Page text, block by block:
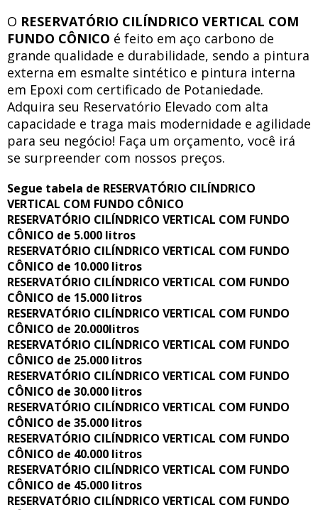
O RESERVATÓRIO CILÍNDRICO VERTICAL COM
FUNDO CÔNICO é feito em aço carbono de
grande qualidade e durabilidade, sendo a pintura
externa em esmalte sintético e pintura interna
em Epoxi com certificado de Potaniedade.
Adquira seu Reservatório Elevado com alta
capacidade e traga mais modernidade e agilidade
para seu negócio! Faça um orçamento, você irá
se surpreender com nossos preços.
Segue tabela de RESERVATÓRIO CILÍNDRICO
VERTICAL COM FUNDO CÔNICO
RESERVATÓRIO CILÍNDRICO VERTICAL COM FUNDO
CÔNICO de 5.000 litros
RESERVATÓRIO CILÍNDRICO VERTICAL COM FUNDO
CÔNICO de 10.000 litros
RESERVATÓRIO CILÍNDRICO VERTICAL COM FUNDO
CÔNICO de 15.000 litros
RESERVATÓRIO CILÍNDRICO VERTICAL COM FUNDO
CÔNICO de 20.000litros
RESERVATÓRIO CILÍNDRICO VERTICAL COM FUNDO
CÔNICO de 25.000 litros
RESERVATÓRIO CILÍNDRICO VERTICAL COM FUNDO
CÔNICO de 30.000 litros
RESERVATÓRIO CILÍNDRICO VERTICAL COM FUNDO
CÔNICO de 35.000 litros
RESERVATÓRIO CILÍNDRICO VERTICAL COM FUNDO
CÔNICO de 40.000 litros
RESERVATÓRIO CILÍNDRICO VERTICAL COM FUNDO
CÔNICO de 45.000 litros
RESERVATÓRIO CILÍNDRICO VERTICAL COM FUNDO